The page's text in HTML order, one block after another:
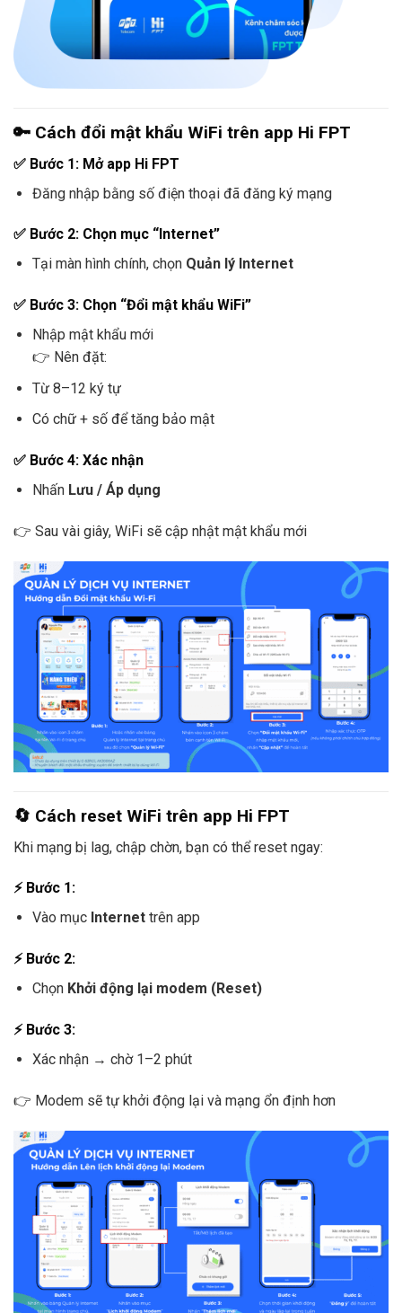
🔑 Cách đổi mật khẩu WiFi trên app Hi FPT
✅ Bước 1: Mở app Hi FPT
Đăng nhập bằng số điện thoại đã đăng ký mạng
✅ Bước 2: Chọn mục “Internet”
Tại màn hình chính, chọn Quản lý Internet
✅ Bước 3: Chọn “Đổi mật khẩu WiFi”
Nhập mật khẩu mới
👉 Nên đặt:
Từ 8–12 ký tự
Có chữ + số để tăng bảo mật
✅ Bước 4: Xác nhận
Nhấn Lưu / Áp dụng
👉 Sau vài giây, WiFi sẽ cập nhật mật khẩu mới
🔄 Cách reset WiFi trên app Hi FPT
Khi mạng bị lag, chập chờn, bạn có thể reset ngay:
⚡ Bước 1:
Vào mục Internettrên app
⚡ Bước 2:
Chọn Khởi động lại modem (Reset)
⚡ Bước 3:
Xác nhận → chờ 1–2 phút
👉 Modem sẽ tự khởi động lại và mạng ổn định hơn